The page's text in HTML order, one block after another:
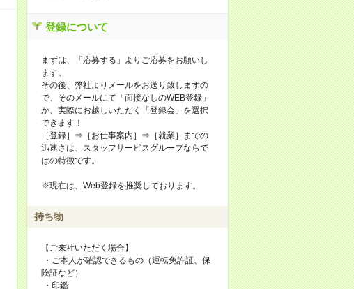
登録について
まずは、「応募する」よりご応募をお願いし
ます。
その後、弊社よりメールをお送り致しますの
で、そのメールにて「面接なしのWEB登録」
か、実際にお越しいただく「登録会」を選択
できます！
［登録］⇒［お仕事案内］⇒［就業］までの
迅速さは、スタッフサービスグループならで
はの特徴です。
※現在は、Web登録を推奨しております。
持ち物
【ご来社いただく場合】
・ご本人が確認できるもの（運転免許証、保
険証など）
・印鑑